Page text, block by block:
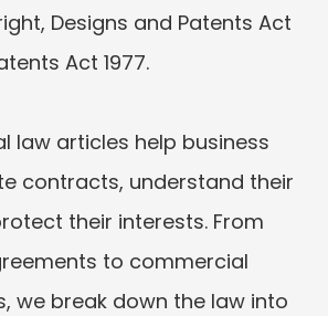
Designs and Patents Act
Act 1977.
law articles help business
contracts, understand their
their interests. From
to commercial
we break down the law into